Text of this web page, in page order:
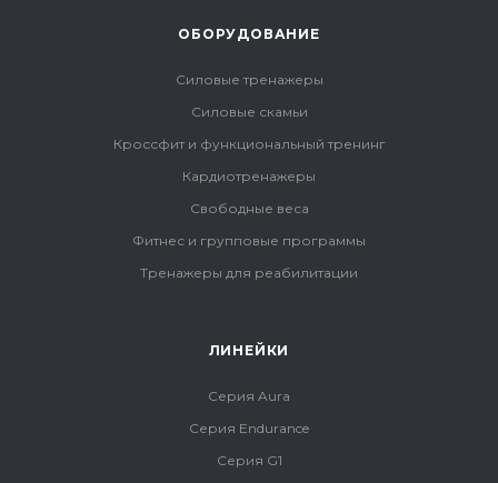
ОБОРУДОВАНИЕ
Силовые тренажеры
Силовые скамьи
Кроссфит и функциональный тренинг
Кардиотренажеры
Свободные веса
Фитнес и групповые программы
Тренажеры для реабилитации
ЛИНЕЙКИ
Серия Aura
Серия Endurance
Серия G1